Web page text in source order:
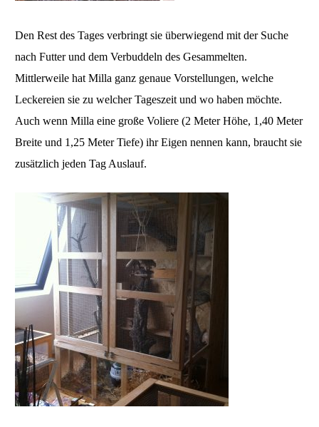
Den Rest des Tages verbringt sie überwiegend mit der Suche
nach Futter und dem Verbuddeln des Gesammelten.
Mittlerweile hat Milla ganz genaue Vorstellungen, welche
Leckereien sie zu welcher Tageszeit und wo haben möchte.
Auch wenn Milla eine große Voliere (2 Meter Höhe, 1,40 Meter
Breite und 1,25 Meter Tiefe) ihr Eigen nennen kann, braucht sie
zusätzlich jeden Tag Auslauf.